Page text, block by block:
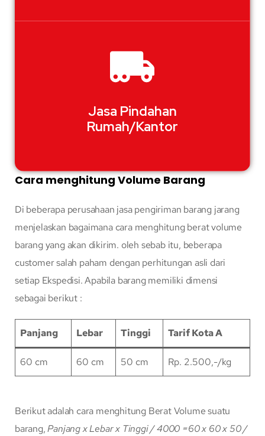
Jasa Pindahan
Rumah/Kantor
Cara menghitung Volume Barang
Di beberapa perusahaan jasa pengiriman barang jarang
menjelaskan bagaimana cara menghitung berat volume
barang yang akan dikirim. oleh sebab itu, beberapa
customer salah paham dengan perhitungan asli dari
setiap Ekspedisi. Apabila barang memiliki dimensi
sebagai berikut :
Panjang Lebar Tinggi Tarif Kota A
60 cm 60 cm 50 cm Rp. 2.500,-/kg
Berikut adalah cara menghitung Berat Volume suatu
barang,Panjang x Lebar x Tinggi / 4000 =60 x 60 x 50 /